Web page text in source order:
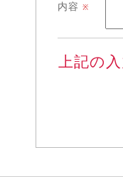
内容
※
上記の